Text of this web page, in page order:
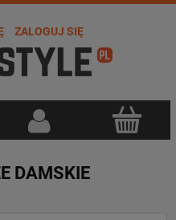
ZALOGUJ SIĘ
DAMSKIE